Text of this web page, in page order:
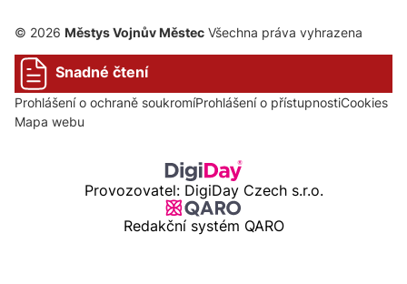
© 2026 Městys Vojnův Městec Všechna práva vyhrazena
Snadné čtení
Prohlášení o ochraně soukromíProhlášení o přístupnostiCookies
Mapa webu
Provozovatel: DigiDay Czech s.r.o.
Redakční systém QARO